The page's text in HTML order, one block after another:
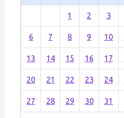
1 2 3
6 7 8 9 10
13 14 15 16 17
20 21 22 23 24
27 28 29 30 31